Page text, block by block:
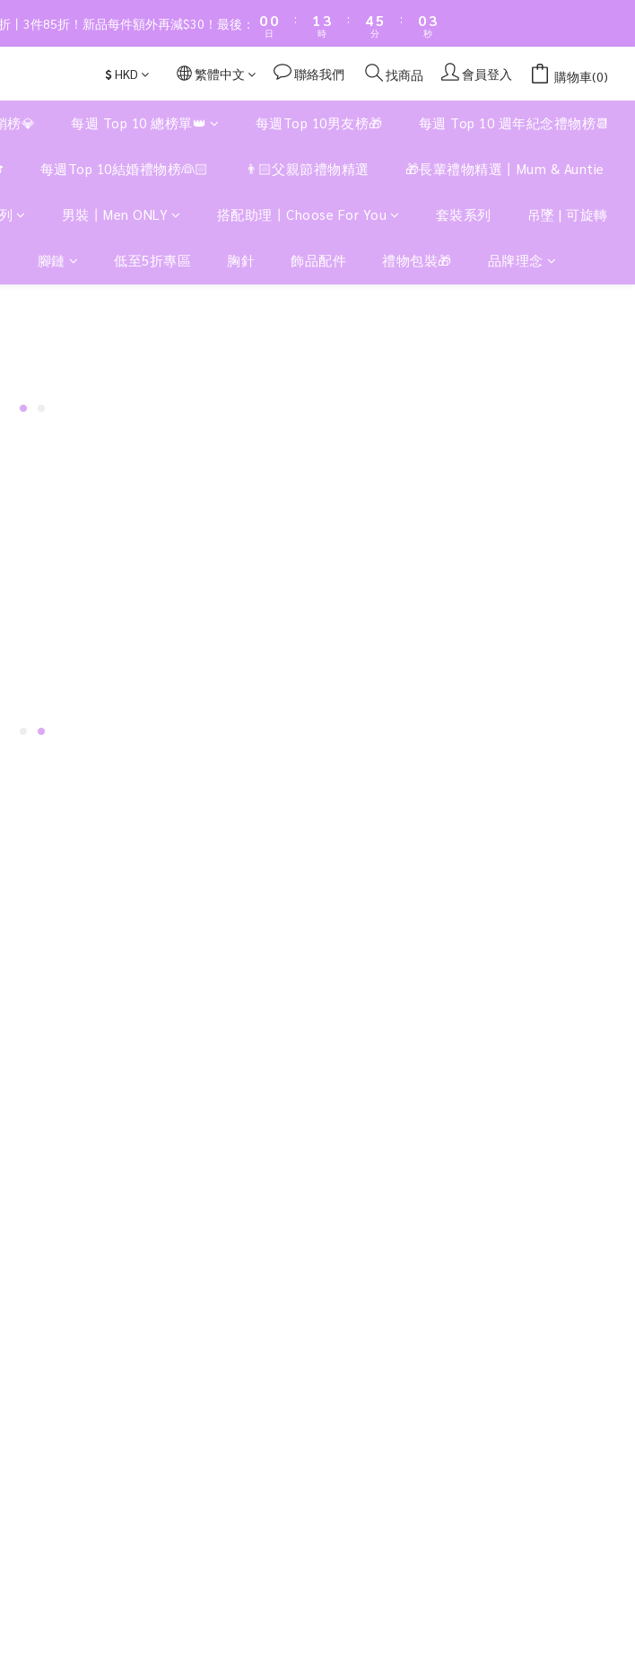
丨3件85折！新品每件額外再減$30！最後：
00
日
:
1
0
3
2
0
時
:
4
3
2
0
5
4
3
2
1
0
分
:
02
1
秒
$HKD 繁體中文 聯絡我們 找商品 會員登入 購物車(0)
榜💎 每週 Top 10 總榜單👑 每週Top 10男友榜🎁 每週 Top 10 週年紀念禮物榜📆
每週Top 10結婚禮物榜👰🏻 👨🏻父親節禮物精選 🎁長輩禮物精選丨Mum & Auntie
男裝丨Men ONLY 搭配助理丨Choose For You 套裝系列 吊墜 | 可旋轉
腳鏈 低至5折專區 胸針 飾品配件 禮物包裝🎁 品牌理念